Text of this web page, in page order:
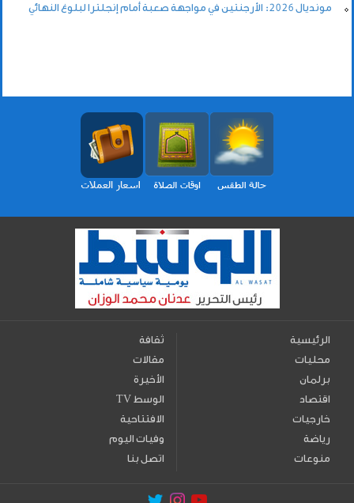
مونديال 2026: الأرجنتين في مواجهة صعبة أمام إنجلترا لبلوغ النهائي
الرئيسية
محليات
برلمان
اقتصاد
خارجيات
رياضة
منوعات
ثقافة
مقالات
الأخيرة
TV الوسط
الافتتاحية
وفيات اليوم
اتصل بنا